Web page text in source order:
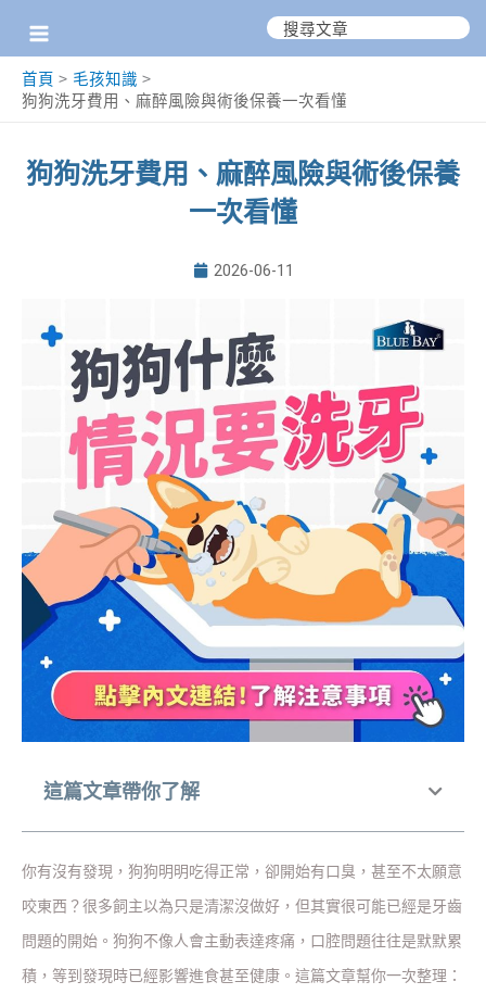
搜
首頁
毛孩知識
狗狗洗牙費用、麻醉風險與術後保養一次看懂
狗狗洗牙費用、麻醉風險與術後保養
一次看懂
2026-06-11
這篇文章帶你了解
你有沒有發現，狗狗明明吃得正常，卻開始有口臭，甚至不太願意
咬東西？很多飼主以為只是清潔沒做好，但其實很可能已經是牙齒
問題的開始。狗狗不像人會主動表達疼痛，口腔問題往往是默默累
積，等到發現時已經影響進食甚至健康。這篇文章幫你一次整理：